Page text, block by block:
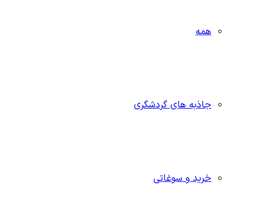
همه
جاذبه‌ های گردشگری
خرید و سوغاتی